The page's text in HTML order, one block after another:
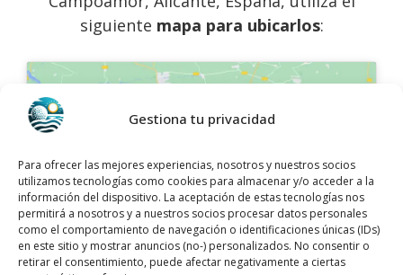
Gestiona tu privacidad
Para ofrecer las mejores experiencias, nosotros y nuestros socios
utilizamos tecnologías como cookies para almacenar y/o acceder a la
información del dispositivo. La aceptación de estas tecnologías nos
permitirá a nosotros y a nuestros socios procesar datos personales
como el comportamiento de navegación o identificaciones únicas (IDs)
en este sitio y mostrar anuncios (no-) personalizados. No consentir o
retirar el consentimiento, puede afectar negativamente a ciertas
siguiente mapa para ubicarlos:
Haz clic para aceptar márketing cookies y
habilitar este contenido